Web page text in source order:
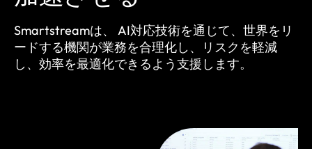
Smartstreamは、 AI対応技術を通じて、世界をリ
ードする機関が業務を合理化し、リスクを軽減
し、効率を最適化できるよう支援します。